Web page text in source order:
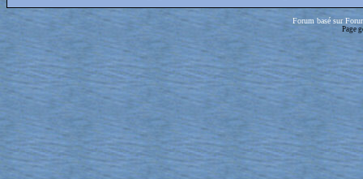
Forum basé sur
Page